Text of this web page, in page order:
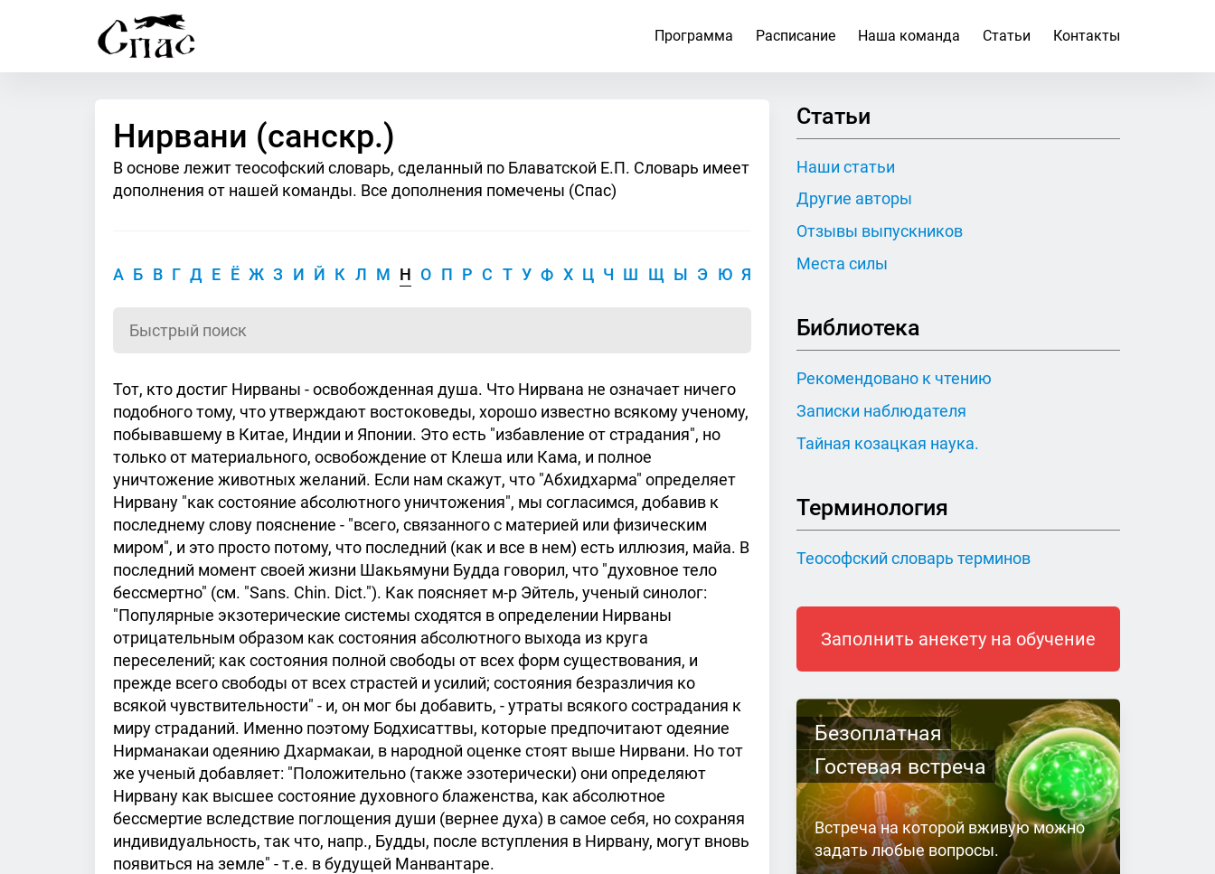
Программа Расписание Наша команда Статьи Контакты
Нирвани (санскр.)
В основе лежит теософский словарь, сделанный по Блаватской Е.П. Словарь имеет
дополнения от нашей команды. Все дополнения помечены (Спас)
А Б В Г Д Е Ё Ж З И Й К Л М Н О П Р С Т У Ф Х Ц Ч Ш Щ Ы Э Ю Я
Тот, кто достиг Нирваны - освобожденная душа. Что Нирвана не означает ничего
подобного тому, что утверждают востоковеды, хорошо известно всякому ученому,
побывавшему в Китае, Индии и Японии. Это есть "избавление от страдания", но
только от материального, освобождение от Клеша или Кама, и полное
уничтожение животных желаний. Если нам скажут, что "Абхидхарма" определяет
Нирвану "как состояние абсолютного уничтожения", мы согласимся, добавив к
последнему слову пояснение - "всего, связанного с материей или физическим
миром", и это просто потому, что последний (как и все в нем) есть иллюзия, майа. В
последний момент своей жизни Шакьямуни Будда говорил, что "духовное тело
бессмертно" (см. "Sans. Chin. Dict."). Как поясняет м-р Эйтель, ученый синолог:
"Популярные экзотерические системы сходятся в определении Нирваны
отрицательным образом как состояния абсолютного выхода из круга
переселений; как состояния полной свободы от всех форм существования, и
прежде всего свободы от всех страстей и усилий; состояния безразличия ко
всякой чувствительности" - и, он мог бы добавить, - утраты всякого сострадания к
миру страданий. Именно поэтому Бодхисаттвы, которые предпочитают одеяние
Нирманакаи одеянию Дхармакаи, в народной оценке стоят выше Нирвани. Но тот
же ученый добавляет: "Положительно (также эзотерически) они определяют
Нирвану как высшее состояние духовного блаженства, как абсолютное
бессмертие вследствие поглощения души (вернее духа) в самое себя, но сохраняя
индивидуальность, так что, напр., Будды, после вступления в Нирвану, могут вновь
появиться на земле" - т.е. в будущей Манвантаре.
Статьи
Наши статьи
Другие авторы
Отзывы выпускников
Места силы
Библиотека
Рекомендовано к чтению
Записки наблюдателя
Тайная козацкая наука.
Терминология
Теософский словарь терминов
Заполнить анекету на обучение
Безоплатная
Гостевая встреча
Встреча на которой вживую можно
задать любые вопросы.